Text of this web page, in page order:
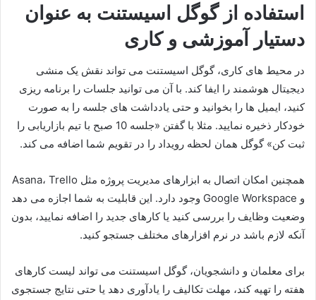
استفاده از گوگل اسیستنت به عنوان
دستیار آموزشی و کاری
در محیط های کاری، گوگل اسیستنت می تواند نقش یک منشی
دیجیتال هوشمند را ایفا کند. با آن می توانید جلسات را برنامه ریزی
کنید، ایمیل ها را بخوانید و حتی یادداشت های جلسه را به صورت
خودکار ذخیره نمایید. مثلا با گفتن «جلسه 10 صبح با تیم بازاریابی را
ثبت کن» گوگل همان لحظه رویداد را در تقویم شما اضافه می کند.
همچنین امکان اتصال به ابزارهای مدیریت پروژه مثل Asana، Trello
و Google Workspace وجود دارد. این قابلیت به شما اجازه می دهد
وضعیت وظایف را بررسی کنید یا کارهای جدید را اضافه نمایید، بدون
آنکه لازم باشد در نرم افزارهای مختلف جستجو کنید.
برای معلمان و دانشجویان، گوگل اسیستنت می تواند لیست کارهای
هفته را تهیه کند، مهلت تکالیف را یادآوری دهد یا حتی نتایج جستجوی